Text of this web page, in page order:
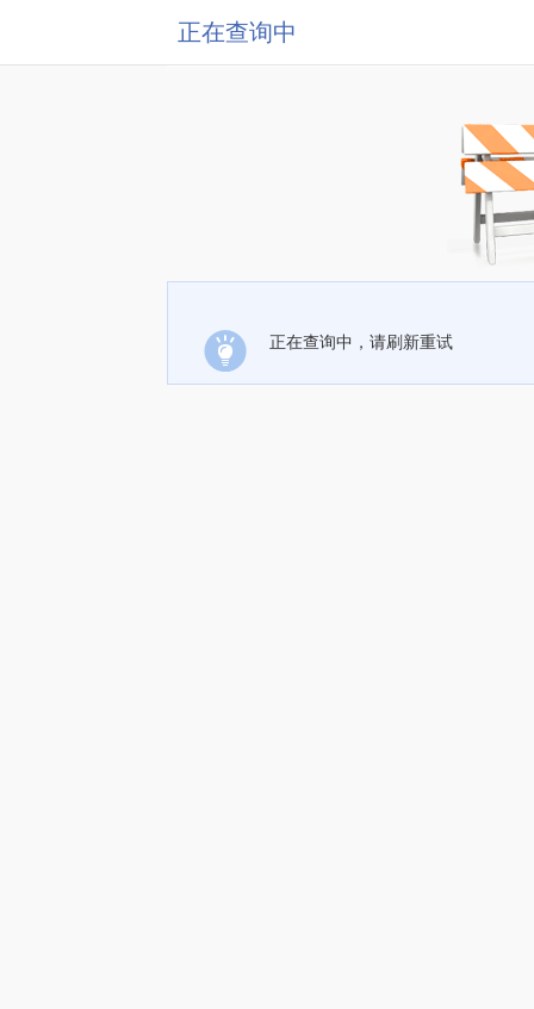
正在查询中
正在查询中，请刷新重试